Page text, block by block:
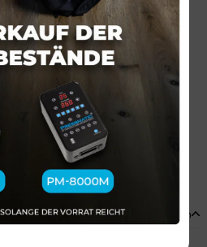
diesem Produkt geben?
Bewertungen abgeben.
Zusammenklappen